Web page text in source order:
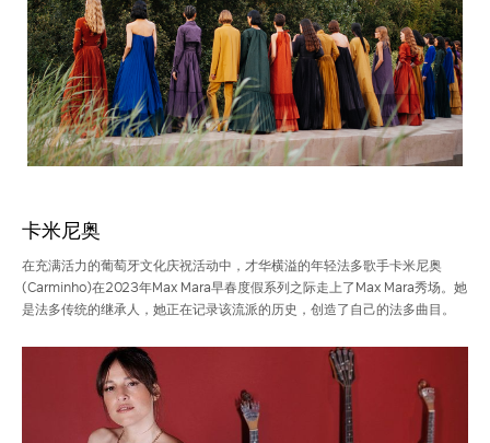
卡米尼奥
在充满活力的葡萄牙文化庆祝活动中，才华横溢的年轻法多歌手卡米尼奥
(Carminho)在2023年Max Mara早春度假系列之际走上了Max Mara秀场。她
是法多传统的继承人，她正在记录该流派的历史，创造了自己的法多曲目。